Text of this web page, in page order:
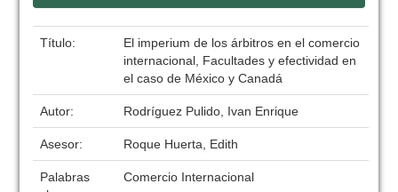
Título:
El imperium de los árbitros en el comercio
internacional, Facultades y efectividad en
el caso de México y Canadá
Autor: Rodríguez Pulido, Ivan Enrique
Asesor: Roque Huerta, Edith
Palabras
Comercio Internacional